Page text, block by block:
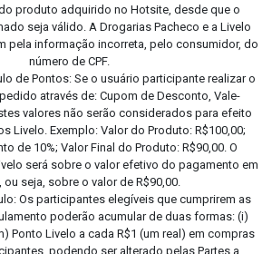
produto adquirido no Hotsite, desde que o
seja válido. A Drogarias Pacheco e a Livelo
pela informação incorreta, pelo consumidor, do
número de CPF.
de Pontos: Se o usuário participante realizar o
através de: Cupom de Desconto, Vale-
valores não serão considerados para efeito
Livelo. Exemplo: Valor do Produto: R$100,00;
de 10%; Valor Final do Produto: R$90,00. O
será sobre o valor efetivo do pagamento em
ou seja, sobre o valor de R$90,00.
Os participantes elegíveis que cumprirem as
poderão acumular de duas formas: (i)
Ponto Livelo a cada R$1 (um real) em compras
podendo ser alterado pelas Partes a